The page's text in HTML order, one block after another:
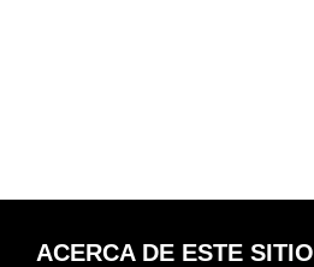
ACERCA DE ESTE SITIO